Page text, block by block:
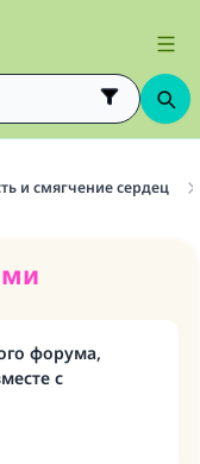
и смягчение сердец
форума,
с